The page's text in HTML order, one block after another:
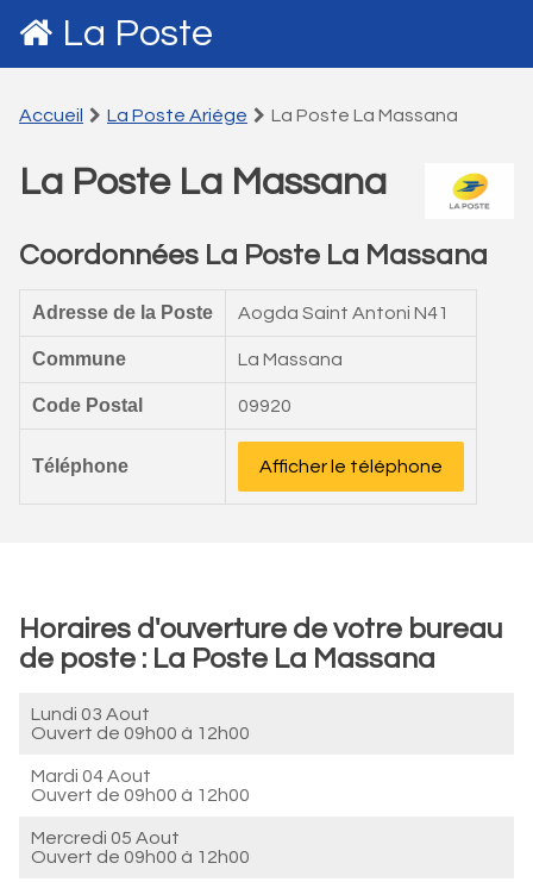
La Poste
Accueil La Poste Ariége La Poste La Massana
La Poste La Massana
Coordonnées La Poste La Massana
Adresse de la Poste Aogda Saint Antoni N41
Commune La Massana
Code Postal 09920
Téléphone Afficher le téléphone
Horaires d'ouverture de votre bureau
de poste : La Poste La Massana
Lundi 03 Aout
Ouvert de 09h00 à 12h00
Mardi 04 Aout
Ouvert de 09h00 à 12h00
Mercredi 05 Aout
Ouvert de 09h00 à 12h00